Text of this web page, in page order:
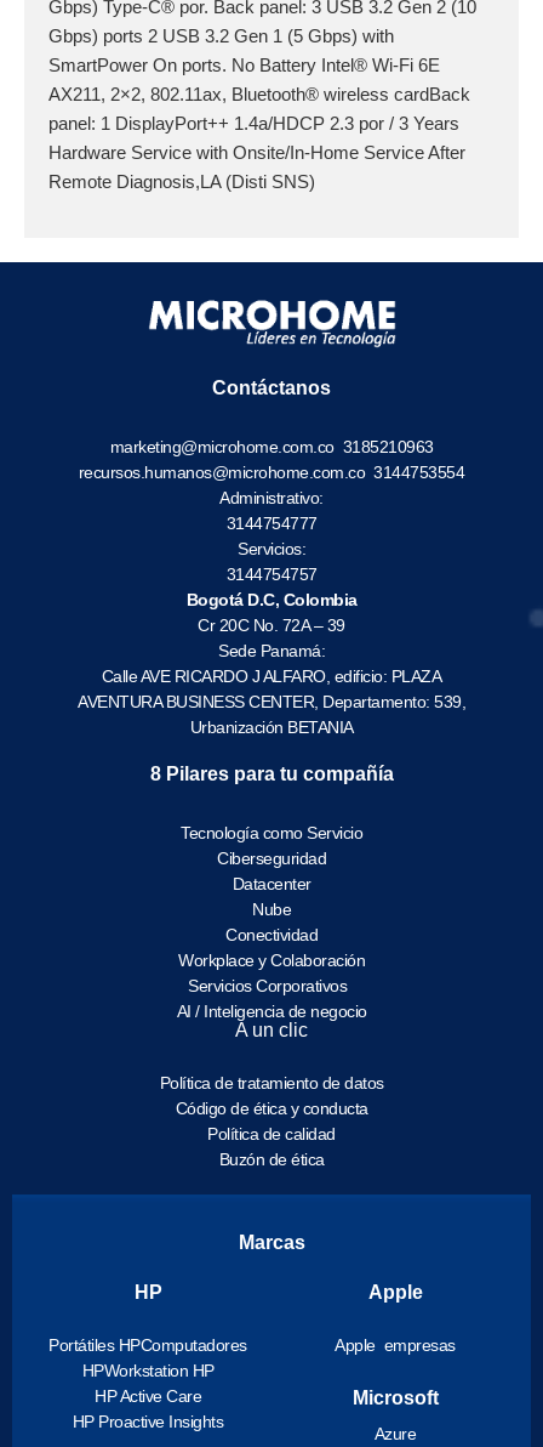
Gbps) Type-C® por. Back panel: 3 USB 3.2 Gen 2 (10
Gbps) ports 2 USB 3.2 Gen 1 (5 Gbps) with
SmartPower On ports. No Battery Intel® Wi-Fi 6E
AX211, 2×2, 802.11ax, Bluetooth® wireless cardBack
panel: 1 DisplayPort++ 1.4a/HDCP 2.3 por / 3 Years
Hardware Service with Onsite/In-Home Service After
Remote Diagnosis,LA (Disti SNS)
Contáctanos
marketing@microhome.com.co 3185210963
recursos.humanos@microhome.com.co3144753554
Administrativo:
3144754777
Servicios:
3144754757
Bogotá D.C, Colombia
Cr 20C No. 72A – 39
Sede Panamá:
Calle AVE RICARDO J ALFARO, edificio: PLAZA
AVENTURA BUSINESS CENTER, Departamento: 539,
Urbanización BETANIA
8 Pilares para tu compañía
Tecnología como Servicio
Ciberseguridad
Datacenter
Nube
Conectividad
Workplace y Colaboración
Servicios Corporativos
AI / Inteligencia de negocio
A un clic
Política de tratamiento de datos
Código de ética y conducta
Política de calidad
Buzón de ética
Marcas
HP
Portátiles HPComputadores
HPWorkstation HP
HP Active Care
HP Proactive Insights
Apple
Apple empresas
Microsoft
Azure